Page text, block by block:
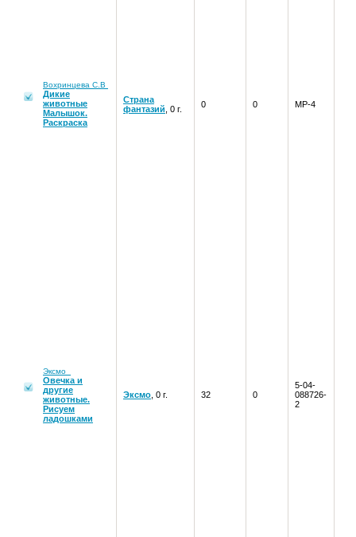
Вохринцева С.В
Дикие
животные
Малышок.
Раскраска
Страна
фантазий , 0 г. 0 0 МР-4
Эксмо
Овечка и
другие
животные.
Рисуем
ладошками
Эксмо , 0 г. 32 0
5-04-
088726-
2